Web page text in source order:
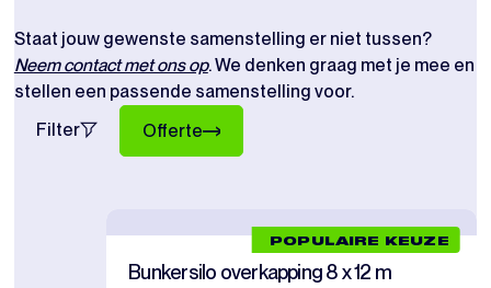
Staat jouw gewenste samenstelling er niet tussen?
Neem contact met ons op. We denken graag met je mee en
stellen een passende samenstelling voor.
Filter
Offerte
POPULAIRE KEUZE
Bunkersilo overkapping 8 x 12 m